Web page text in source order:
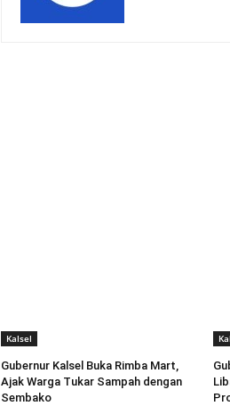
Kalsel
Gubernur Kalsel Buka Rimba Mart,
Ajak Warga Tukar Sampah dengan
Sembako